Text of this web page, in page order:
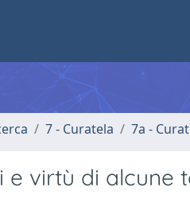
7 - Curatela 7a -
e virtù di alcune